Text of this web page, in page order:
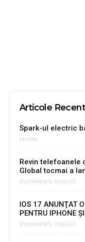
Articole
Spark-ul electric
MASINI
Revin telefoanele
Global tocmai a
EVENIMENTE PUBLICE
IOS 17 ANUNŢAT
PENTRU IPHONE
EVENIMENTE PUBLICE